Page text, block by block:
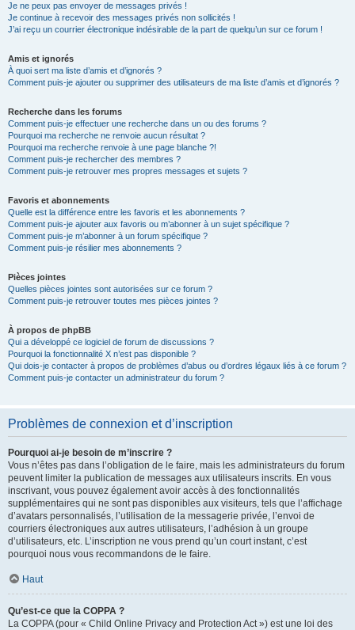
Je ne peux pas envoyer de messages privés !
Je continue à recevoir des messages privés non sollicités !
J’ai reçu un courrier électronique indésirable de la part de quelqu’un sur ce forum !
Amis et ignorés
À quoi sert ma liste d’amis et d’ignorés ?
Comment puis-je ajouter ou supprimer des utilisateurs de ma liste d’amis et d’ignorés ?
Recherche dans les forums
Comment puis-je effectuer une recherche dans un ou des forums ?
Pourquoi ma recherche ne renvoie aucun résultat ?
Pourquoi ma recherche renvoie à une page blanche ?!
Comment puis-je rechercher des membres ?
Comment puis-je retrouver mes propres messages et sujets ?
Favoris et abonnements
Quelle est la différence entre les favoris et les abonnements ?
Comment puis-je ajouter aux favoris ou m’abonner à un sujet spécifique ?
Comment puis-je m’abonner à un forum spécifique ?
Comment puis-je résilier mes abonnements ?
Pièces jointes
Quelles pièces jointes sont autorisées sur ce forum ?
Comment puis-je retrouver toutes mes pièces jointes ?
À propos de phpBB
Qui a développé ce logiciel de forum de discussions ?
Pourquoi la fonctionnalité X n’est pas disponible ?
Qui dois-je contacter à propos de problèmes d’abus ou d’ordres légaux liés à ce forum ?
Comment puis-je contacter un administrateur du forum ?
Problèmes de connexion et d’inscription
Pourquoi ai-je besoin de m’inscrire ?
Vous n’êtes pas dans l’obligation de le faire, mais les administrateurs du forum
peuvent limiter la publication de messages aux utilisateurs inscrits. En vous
inscrivant, vous pouvez également avoir accès à des fonctionnalités
supplémentaires qui ne sont pas disponibles aux visiteurs, tels que l’affichage
d’avatars personnalisés, l’utilisation de la messagerie privée, l’envoi de
courriers électroniques aux autres utilisateurs, l’adhésion à un groupe
d’utilisateurs, etc. L’inscription ne vous prend qu’un court instant, c’est
pourquoi nous vous recommandons de le faire.
Haut
Qu’est-ce que la COPPA ?
La COPPA (pour « Child Online Privacy and Protection Act ») est une loi des